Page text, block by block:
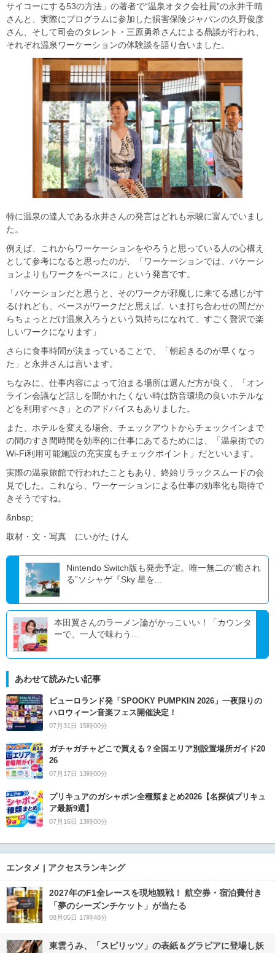
サイコーにする53の方法」の著者で“温泉オタク会社員”の永井千晴
さんと、実際にプログラムに参加した損害保険ジャパンの久野俊彦
さん、そして司会のタレント・三原勇希さんによる鼎談が行われ、
それぞれ温泉ワーケーションの体験談を語り合いました。
特に温泉の達人である永井さんの発言はどれも示唆に富んでいまし
た。
例えば、これからワーケーションをやろうと思っている人の心構え
として参考になると思ったのが、「ワーケーションでは、バケーシ
ョンよりもワークをベースに」という発言です。
「バケーションだと思うと、そのワークが邪魔しに来てる感じがす
るけれども、ベースがワークだと思えば、いま打ち合わせの間だか
らちょっとだけ温泉入ろうという気持ちになれて、すごく贅沢で楽
しいワークになります」
さらに食事時間が決まっていることで、「朝起きるのが早くなっ
た」と永井さんは言います。
ちなみに、仕事内容によって泊まる場所は選んだ方が良く、「オン
ライン会議など話しを聞かれたくない時は防音環境の良いホテルな
どを利用すべき」とのアドバイスもありました。
また、ホテルを変える場合、チェックアウトからチェックインまで
の間のすき間時間を効率的に仕事にあてるためには、「温泉街での
Wi-Fi利用可能施設の充実度もチェックポイント」だといいます。
実際の温泉旅館で行われたこともあり、終始リラックスムードの会
見でした。これなら、ワーケーションによる仕事の効率化も期待で
きそうですね。
&nbsp;
取材・文・写真 にいがた けん
Nintendo Switch版も発売予定。唯一無二の“癒され
る”ソシャゲ『Sky 星を...
本田翼さんのラーメン論がかっこいい！「カウンタ
ーで、一人で味わう...
あわせて読みたい記事
ピューロランド発「SPOOKY PUMPKIN 2026」一夜限りの
ハロウィーン音楽フェス開催決定！
07月31日 15時00分
ガチャガチャどこで買える？全国エリア別設置場所ガイド20
26
07月17日 13時00分
プリキュアのガシャポン全種類まとめ2026【名探偵プリキュ
ア最新9選】
07月16日 13時00分
エンタメ | アクセスランキング
2027年のF1全レースを現地観戦！ 航空券・宿泊費付き
「夢のシーズンチケット」が当たる
08月05日 17時48分
東雲うみ、「スピリッツ」の表紙＆グラビアに登場し妖